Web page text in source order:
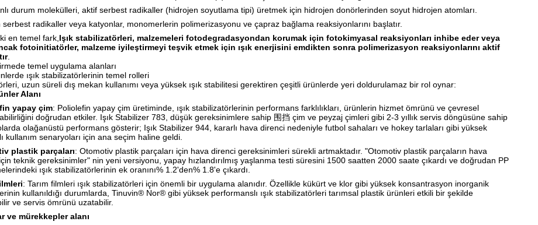
durum molekülleri, aktif serbest radikaller (hidrojen soyutlama tipi) üretmek için hidrojen donörlerinden soyut hidrojen atomları.
serbest radikaller veya katyonlar, monomerlerin polimerizasyonu ve çapraz bağlama reaksiyonlarını başlatır.
en temel fark, Işık stabilizatörleri, malzemeleri fotodegradasyondan korumak için fotokimyasal reaksiyonları inhibe eder veya
fotoinitiatörler, malzeme iyileştirmeyi teşvik etmek için ışık enerjisini emdikten sonra polimerizasyon reaksiyonlarını aktif
.
temel uygulama alanları
ışık stabilizatörlerinin temel rolleri
uzun süreli dış mekan kullanımı veya yüksek ışık stabilitesi gerektiren çeşitli ürünlerde yeri doldurulamaz bir rol oynar:
Alanı
yapay çim: Poliolefin yapay çim üretiminde, ışık stabilizatörlerinin performans farklılıkları, ürünlerin hizmet ömrünü ve çevresel
doğrudan etkiler. Işık Stabilizer 783, düşük gereksinimlere sahip 围挡 çim ve peyzaj çimleri gibi 2-3 yıllık servis döngüsüne sahip
olağanüstü performans gösterir; Işık Stabilizer 944, kararlı hava direnci nedeniyle futbol sahaları ve hokey tarlaları gibi yüksek
kullanım senaryoları için ana seçim haline geldi.
plastik parçaları: Otomotiv plastik parçaları için hava direnci gereksinimleri sürekli artmaktadır. "Otomotiv plastik parçaların hava
teknik gereksinimler" nin yeni versiyonu, yapay hızlandırılmış yaşlanma testi süresini 1500 saatten 2000 saate çıkardı ve doğrudan PP
ışık stabilizatörlerinin ek oranını% 1.2'den% 1.8'e çıkardı.
: Tarım filmleri ışık stabilizatörleri için önemli bir uygulama alanıdır. Özellikle kükürt ve klor gibi yüksek konsantrasyon inorganik
kullanıldığı durumlarda, Tinuvin® Nor® gibi yüksek performanslı ışık stabilizatörleri tarımsal plastik ürünleri etkili bir şekilde
ve servis ömrünü uzatabilir.
ve mürekkepler alanı